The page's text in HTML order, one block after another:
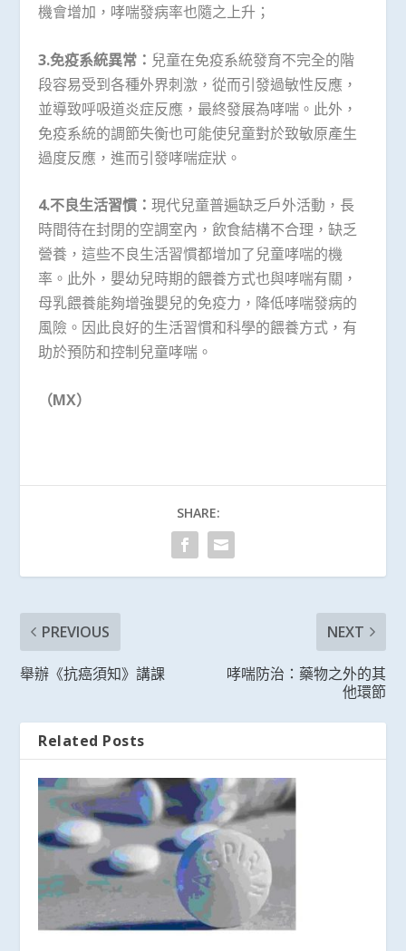
機會增加，哮喘發病率也隨之上升；
3.免疫系統異常： 兒童在免疫系統發育不完全的階
段容易受到各種外界刺激，從而引發過敏性反應，
並導致呼吸道炎症反應，最終發展為哮喘。此外，
免疫系統的調節失衡也可能使兒童對於致敏原產生
過度反應，進而引發哮喘症狀。
4.不良生活習慣：現代兒童普遍缺乏戶外活動，長
時間待在封閉的空調室內，飲食結構不合理，缺乏
營養，這些不良生活習慣都增加了兒童哮喘的機
率。此外，嬰幼兒時期的餵養方式也與哮喘有關，
母乳餵養能夠增強嬰兒的免疫力，降低哮喘發病的
風險。因此良好的生活習慣和科學的餵養方式，有
助於預防和控制兒童哮喘。
（MX）
SHARE:
PREVIOUS
舉辦《抗癌須知》講課
NEXT
哮喘防治：藥物之外的其
他環節
Related Posts